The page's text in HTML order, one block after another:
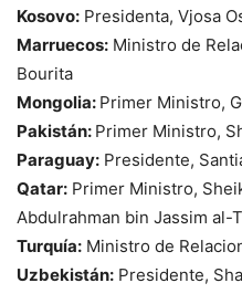
Kosovo: Presidenta, Vjosa
Marruecos: Ministro de
Bourita
Mongolia: Primer Ministro,
Pakistán: Primer Ministro,
Paraguay: Presidente,
Qatar: Primer Ministro,
Abdulrahman bin Jassim al-
Turquía: Ministro de
Uzbekistán: Presidente,